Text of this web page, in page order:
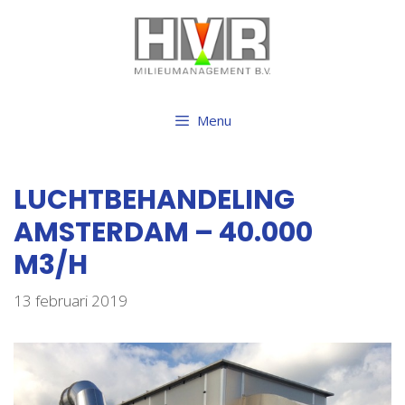
Menu
LUCHTBEHANDELING
AMSTERDAM – 40.000
M3/H
13 februari 2019